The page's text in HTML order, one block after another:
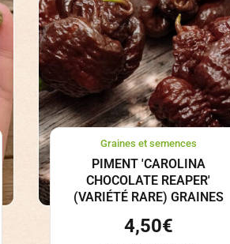
Graines et semences
PIMENT 'CAROLINA
CHOCOLATE REAPER'
(VARIÉTÉ RARE) GRAINES
4,50€